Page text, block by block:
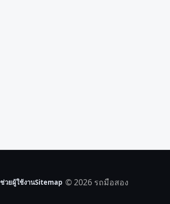
ช่วยผู้ใช้งานSitemap © 2026 รถมือสอง